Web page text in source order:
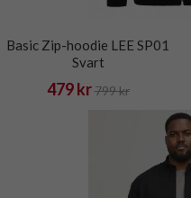
Basic Zip-hoodie LEE SP01
Svart
479 kr 799 kr